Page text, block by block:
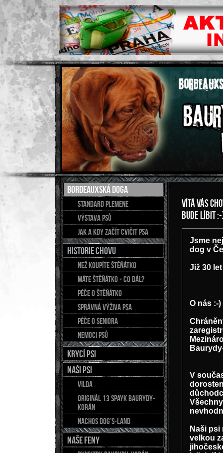
Vítá Vás
bude líbit
Jsme
dog v
Již 30
O nás :-)
V
Naši
velkou
BORDEAUXSKÁ DOGA
Standard plemene
Výstava psů
Jak a kdy začít cvičit psa
Historie chovu
Než koupíte štěňátko
Máte štěňátko - co dál?
Péče o štěňátko
Správná výživa psa
Péče o seniora
Nemoci psů
Krycí psi
NAŠI PSI
Vilda
Originál 13 Spayk Baurydy-
Korán
Nachos Dog’s-Land
NAŠE FENY